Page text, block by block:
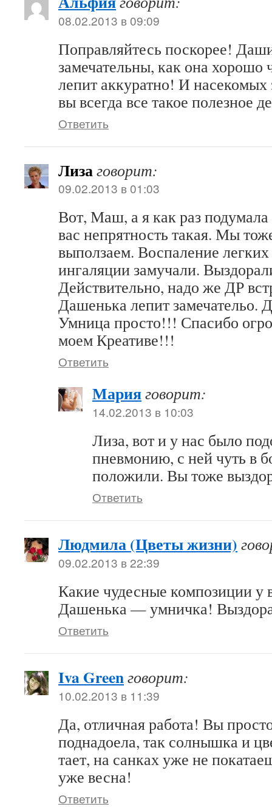
08.02.2013 в 09:09
Поправляйтесь поскорее!
замечательны, как она хорошо
лепит аккуратно! И
вы всегда все такое полезное
Ответить
Лизаговорит:
09.02.2013 в 01:03
Вот, Маш, а я как раз
вас непрятность такая. Мы
выползаем. Воспаление
ингаляции замучали.
Действительно, надо же ДР
Дашенька лепит
Умница просто!!! Спасибо
моем Креативе!!!
Ответить
Марияговорит:
14.02.2013 в 10:03
Лиза, вот и у нас было
пневмонию, с ней чуть в
положили. Вы тоже
Ответить
Людмила (Цветы жизни)
09.02.2013 в 22:39
Какие чудесные композиции у
Дашенька — умничка!
Ответить
Iva Greenговорит:
10.02.2013 в 11:39
Да, отличная работа! Вы
поднадоела, так солнышка и
тает, на санках уже не
уже весна!
Ответить